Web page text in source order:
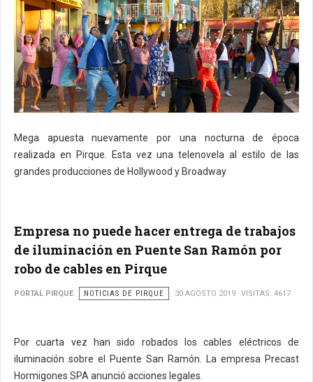
Mega apuesta nuevamente por una nocturna de época
realizada en Pirque. Esta vez una telenovela al estilo de las
grandes producciones de Hollywood y Broadway
Empresa no puede hacer entrega de trabajos
de iluminación en Puente San Ramón por
robo de cables en Pirque
PORTAL PIRQUE NOTICIAS DE PIRQUE 30 AGOSTO 2019 VISITAS: 4617
Por cuarta vez han sido robados los cables eléctricos de
iluminación sobre el Puente San Ramón. La empresa Precast
Hormigones SPA anunció acciones legales.